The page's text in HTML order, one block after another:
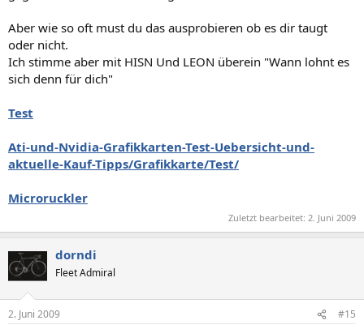
Aber wie so oft must du das ausprobieren ob es dir taugt
oder nicht.
Ich stimme aber mit HISN Und LEON überein "Wann lohnt es
sich denn für dich"
Test
Ati-und-Nvidia-Grafikkarten-Test-Uebersicht-und-
aktuelle-Kauf-Tipps/Grafikkarte/Test/
Microruckler
Zuletzt bearbeitet: 2. Juni 2009
dorndi
Fleet Admiral
2. Juni 2009 #15